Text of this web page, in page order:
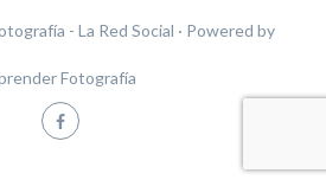
- La Red Social · Powered by
Fotografía